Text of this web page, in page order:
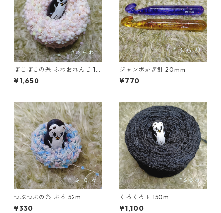
ぽこぽこの糸 ふわおれんじ 15
0m
¥1,650
ジャンボかぎ針 20mm
¥770
つぶつぶの糸 ぷる 52m
¥330
くろくろ玉 150m
¥1,100